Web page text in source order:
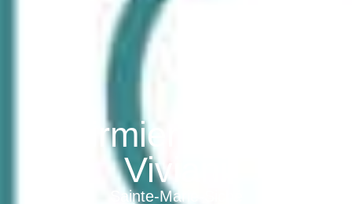
Infirmier Gabriel
Viviani
Sainte-Marie-Siché